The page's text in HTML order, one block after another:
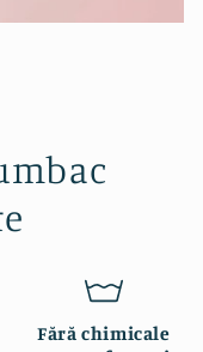
Fără chimicale